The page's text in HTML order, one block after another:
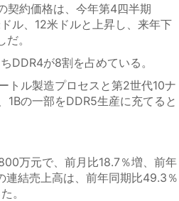
契約価格は、今年第4四半期
ル、12米ドルと上昇し、来年下
。
が8割を占めている。
ル製造プロセスと第2世代10ナ
1Bの一部をDDR5生産に充てると
万元で、前月比18.7％増、前年
連結売上高は、前年同期比49.3％
。